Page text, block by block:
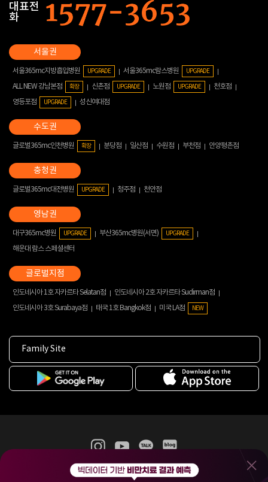
대표전
화
서울365mc지방흡입병원 UPGRADE 서울365mc람스병원 UPGRADE
ALL NEW 강남본점 확장 신촌점 UPGRADE 노원점 UPGRADE
천호점
영등포점
UPGRADE 성신여대점
글로벌365mc인천병원 확장 분당점 일산점 수원점 부천점 안양평촌점
글로벌365mc대전병원 UPGRADE 청주점 천안점
대구365mc병원 UPGRADE 부산365mc병원(서면) UPGRADE
해운대 람스 스페셜센터
인도네시아 1호 자카르타 Selatan점
인도네시아 2호 자카르타 Sudirman점
인도네시아 3호 Surabaya점
태국 1호 Bangkok점 미국 LA점 NEW
Family Site
365mc 병·의원 이용약관
홈페이지 이용약관